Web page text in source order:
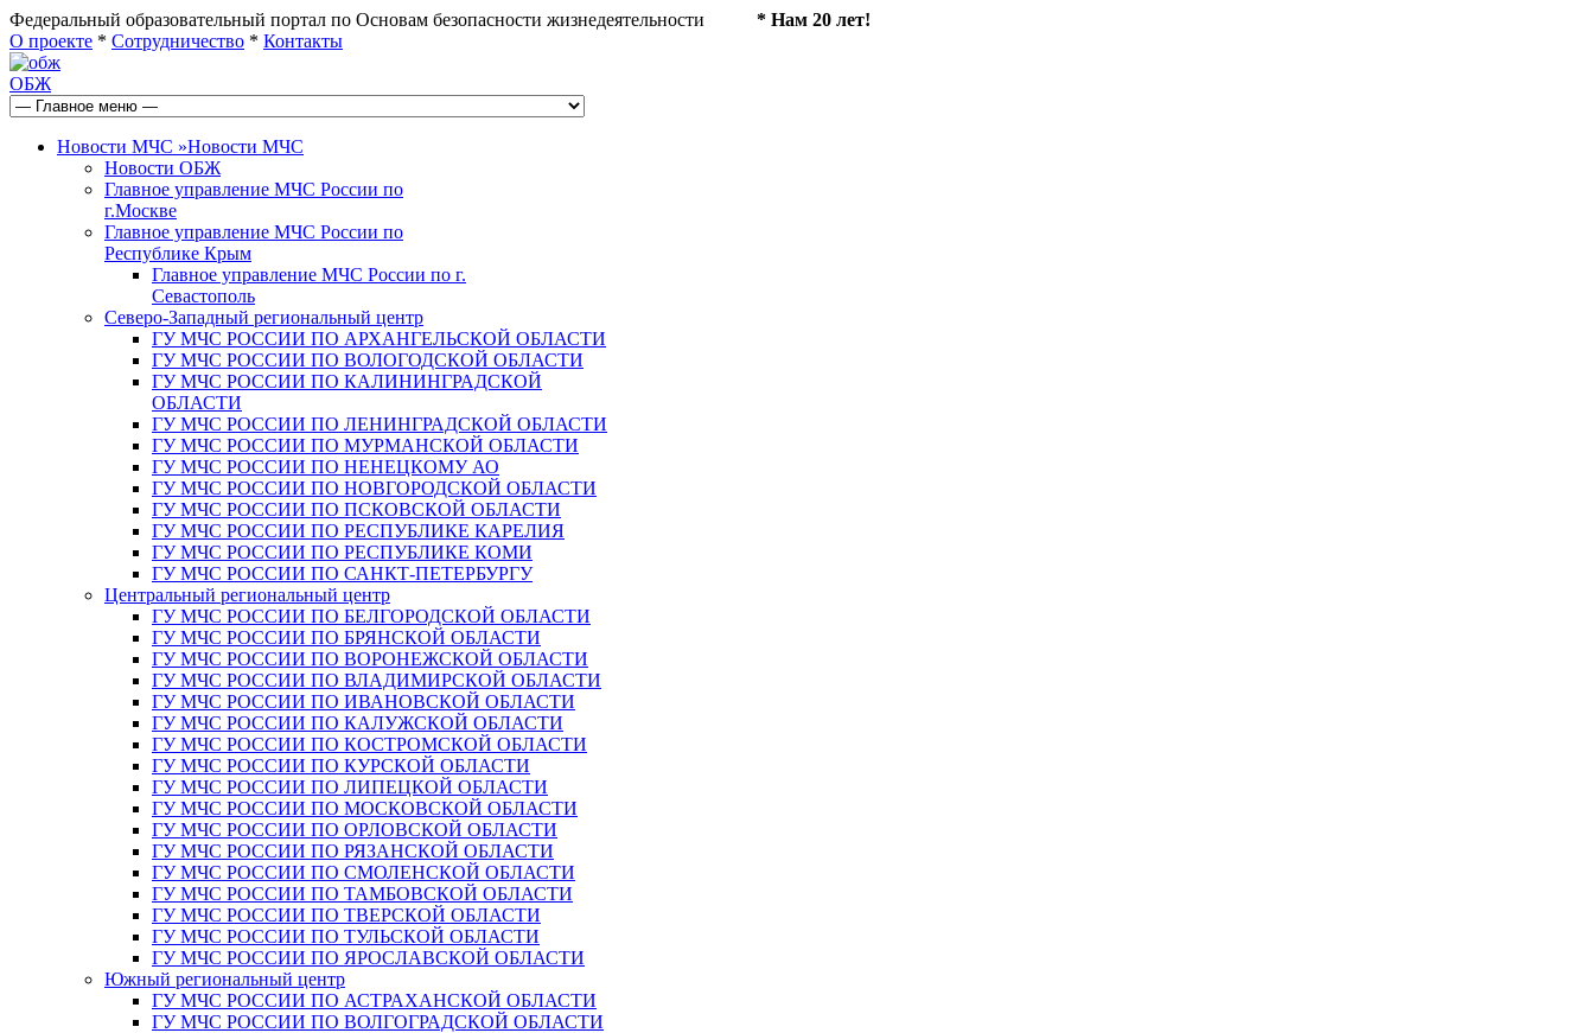
Федеральный образовательный портал по Основам безопасности жизнедеятельности * Нам 20 лет!
О проекте * Сотрудничество * Контакты
ОБЖ
Новости МЧС »Новости МЧС
Новости ОБЖ
Главное управление МЧС России по
г.Москве
Главное управление МЧС России по
Республике Крым
Главное управление МЧС России по г.
Севастополь
Северо-Западный региональный центр
ГУ МЧС РОССИИ ПО АРХАНГЕЛЬСКОЙ ОБЛАСТИ
ГУ МЧС РОССИИ ПО ВОЛОГОДСКОЙ ОБЛАСТИ
ГУ МЧС РОССИИ ПО КАЛИНИНГРАДСКОЙ
ОБЛАСТИ
ГУ МЧС РОССИИ ПО ЛЕНИНГРАДСКОЙ ОБЛАСТИ
ГУ МЧС РОССИИ ПО МУРМАНСКОЙ ОБЛАСТИ
ГУ МЧС РОССИИ ПО НЕНЕЦКОМУ АО
ГУ МЧС РОССИИ ПО НОВГОРОДСКОЙ ОБЛАСТИ
ГУ МЧС РОССИИ ПО ПСКОВСКОЙ ОБЛАСТИ
ГУ МЧС РОССИИ ПО РЕСПУБЛИКЕ КАРЕЛИЯ
ГУ МЧС РОССИИ ПО РЕСПУБЛИКЕ КОМИ
ГУ МЧС РОССИИ ПО САНКТ-ПЕТЕРБУРГУ
Центральный региональный центр
ГУ МЧС РОССИИ ПО БЕЛГОРОДСКОЙ ОБЛАСТИ
ГУ МЧС РОССИИ ПО БРЯНСКОЙ ОБЛАСТИ
ГУ МЧС РОССИИ ПО ВОРОНЕЖСКОЙ ОБЛАСТИ
ГУ МЧС РОССИИ ПО ВЛАДИМИРСКОЙ ОБЛАСТИ
ГУ МЧС РОССИИ ПО ИВАНОВСКОЙ ОБЛАСТИ
ГУ МЧС РОССИИ ПО КАЛУЖСКОЙ ОБЛАСТИ
ГУ МЧС РОССИИ ПО КОСТРОМСКОЙ ОБЛАСТИ
ГУ МЧС РОССИИ ПО КУРСКОЙ ОБЛАСТИ
ГУ МЧС РОССИИ ПО ЛИПЕЦКОЙ ОБЛАСТИ
ГУ МЧС РОССИИ ПО МОСКОВСКОЙ ОБЛАСТИ
ГУ МЧС РОССИИ ПО ОРЛОВСКОЙ ОБЛАСТИ
ГУ МЧС РОССИИ ПО РЯЗАНСКОЙ ОБЛАСТИ
ГУ МЧС РОССИИ ПО СМОЛЕНСКОЙ ОБЛАСТИ
ГУ МЧС РОССИИ ПО ТАМБОВСКОЙ ОБЛАСТИ
ГУ МЧС РОССИИ ПО ТВЕРСКОЙ ОБЛАСТИ
ГУ МЧС РОССИИ ПО ТУЛЬСКОЙ ОБЛАСТИ
ГУ МЧС РОССИИ ПО ЯРОСЛАВСКОЙ ОБЛАСТИ
Южный региональный центр
ГУ МЧС РОССИИ ПО АСТРАХАНСКОЙ ОБЛАСТИ
ГУ МЧС РОССИИ ПО ВОЛГОГРАДСКОЙ ОБЛАСТИ